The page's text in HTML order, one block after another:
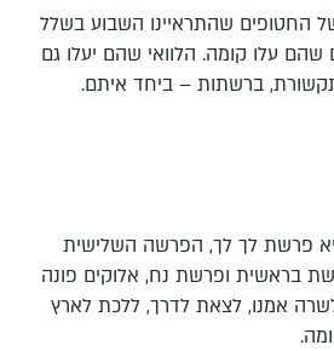
החטופים שהתראיינו השבוע בשלל
שהם עלו קומה. הלוואי שהם יעלו גם
ברשתות – ביחד איתם.
פרשת לך לך, הפרשה השלישית
בראשית ופרשת נח, אלוקים פונה
אמנו, לצאת לדרך, ללכת לארץ